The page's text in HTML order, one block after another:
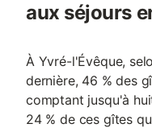
aux séjours
À Yvré-l'Évêque,
dernière, 46 % des
comptant jusqu'à
24 % de ces gîtes